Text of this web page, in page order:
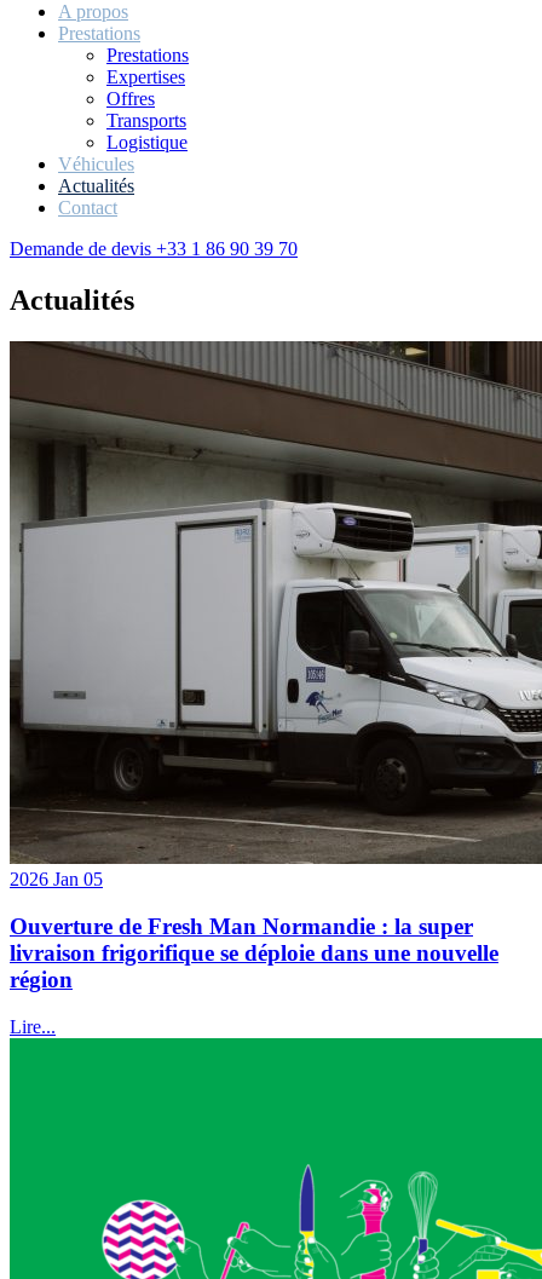
A propos
Prestations
Prestations
Expertises
Offres
Transports
Logistique
Véhicules
Actualités
Contact
Demande de devis +33 1 86 90 39 70
Actualités
2026 Jan 05
Ouverture de Fresh Man Normandie : la super
livraison frigorifique se déploie dans une nouvelle
région
Lire...